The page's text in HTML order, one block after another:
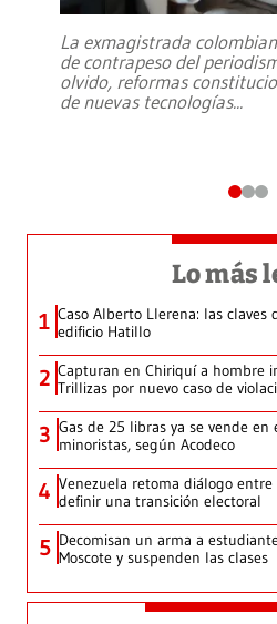
La exmagistrada
de contrapeso del
olvido, reformas
de nuevas tecnologías...
Lo más
1 Caso Alberto Llerena: las
edificio Hatillo
2 Capturan en Chiriquí a hombre
Trillizas por nuevo caso de
3 Gas de 25 libras ya se vende en
minoristas, según Acodeco
4 Venezuela retoma diálogo entre
definir una transición electoral
5 Decomisan un arma a
Moscote y suspenden las clases